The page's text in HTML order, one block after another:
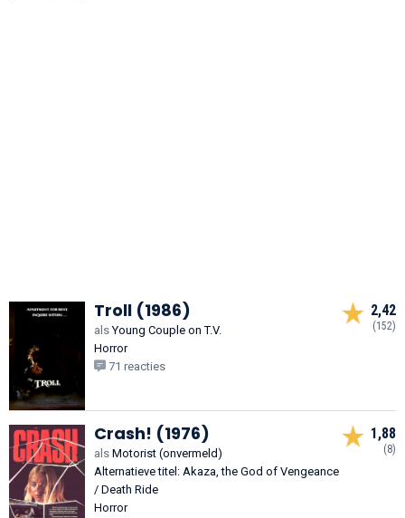
Troll (1986)
alsYoung Couple on T.V.
Horror
71 reacties
2,42
(152)
Crash! (1976)
als Motorist (onvermeld)
Alternatieve titel: Akaza, the God of Vengeance
/ Death Ride
Horror
1,88
(8)